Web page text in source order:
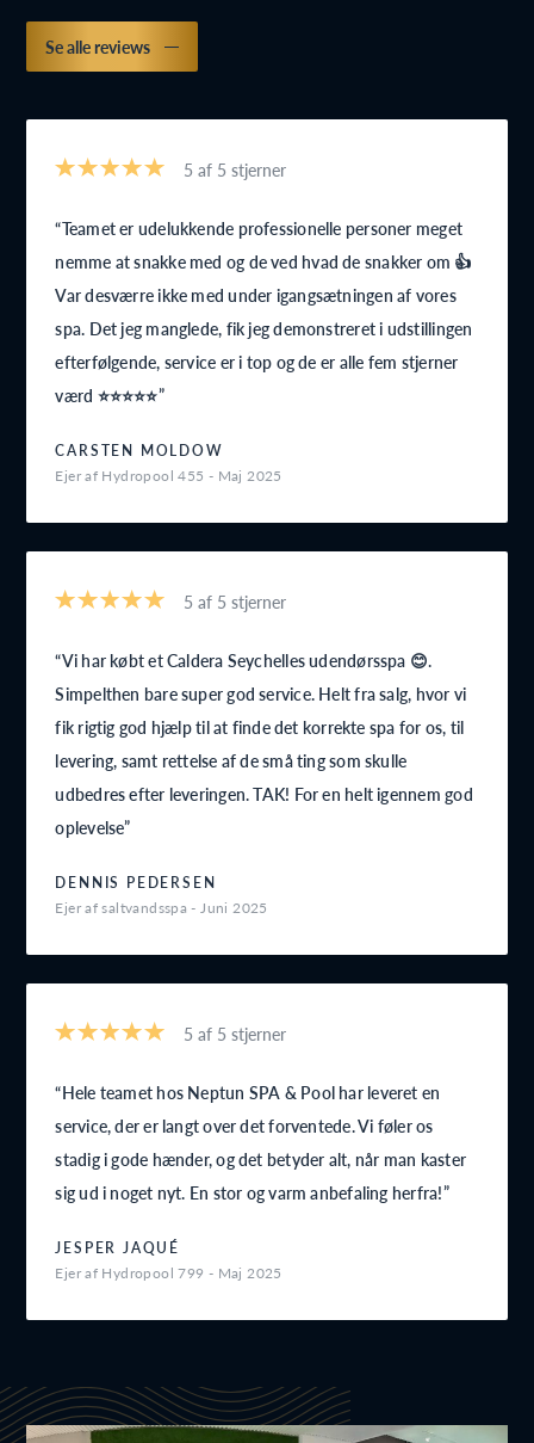
Se alle reviews
5 af 5 stjerner
Teamet er udelukkende professionelle personer meget
nemme at snakke med og de ved hvad de snakker om 👍
Var desværre ikke med under igangsætningen af vores
spa. Det jeg manglede, fik jeg demonstreret i udstillingen
efterfølgende, service er i top og de er alle fem stjerner
værd ⭐⭐⭐⭐⭐
CARSTEN MOLDOW
Ejer af Hydropool 455 - Maj 2025
5 af 5 stjerner
Vi har købt et Caldera Seychelles udendørsspa 😊.
Simpelthen bare super god service. Helt fra salg, hvor vi
fik rigtig god hjælp til at finde det korrekte spa for os, til
levering, samt rettelse af de små ting som skulle
udbedres efter leveringen. TAK! For en helt igennem god
oplevelse
DENNIS PEDERSEN
Ejer af saltvandsspa - Juni 2025
5 af 5 stjerner
Hele teamet hos Neptun SPA & Pool har leveret en
service, der er langt over det forventede. Vi føler os
stadig i gode hænder, og det betyder alt, når man kaster
sig ud i noget nyt. En stor og varm anbefaling herfra!
JESPER JAQUÉ
Ejer af Hydropool 799 - Maj 2025